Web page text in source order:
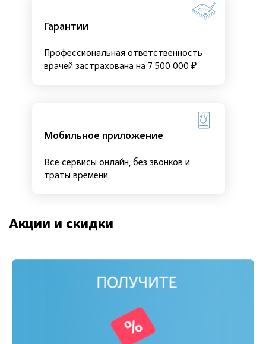
Гарантии
Профессиональная ответственность
врачей застрахована на 7 500 000 ₽
Мобильное приложение
Все сервисы онлайн, без звонков и
траты времени
Акции и скидки